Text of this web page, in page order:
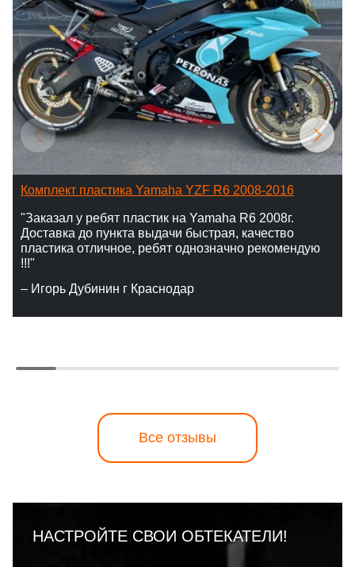
Комплект пластика Yamaha YZF R6 2008-2016
"Заказал у ребят пластик на Yamaha R6 2008г.
Доставка до пункта выдачи быстрая, качество
пластика отличное, ребят однозначно рекомендую
!!!"
– Игорь Дубинин г Краснодар
Все отзывы
НАСТРОЙТЕ СВОИ ОБТЕКАТЕЛИ!